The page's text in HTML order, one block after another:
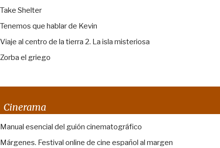
Take Shelter
Tenemos que hablar de Kevin
Viaje al centro de la tierra 2. La isla misteriosa
Zorba el griego
Cinerama
Manual esencial del guión cinematográfico
Márgenes. Festival online de cine español al margen